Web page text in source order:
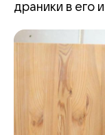
драники в его